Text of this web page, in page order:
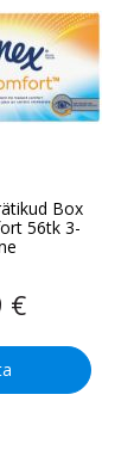
Box
56tk 3-
€